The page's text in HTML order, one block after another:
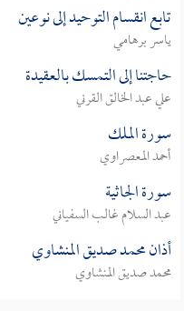
تابع انقسام التوحيد إلى نوعين
ياسر برهامي
حاجتنا إلى التمسك بالعقيدة
علي عبد الخالق القرني
سورة الملك
أحمد المعصراوي
سورة الجاثية
عبد السلام غالب السفياني
أذان محمد صديق المنشاوي
محمد صديق المنشاوي